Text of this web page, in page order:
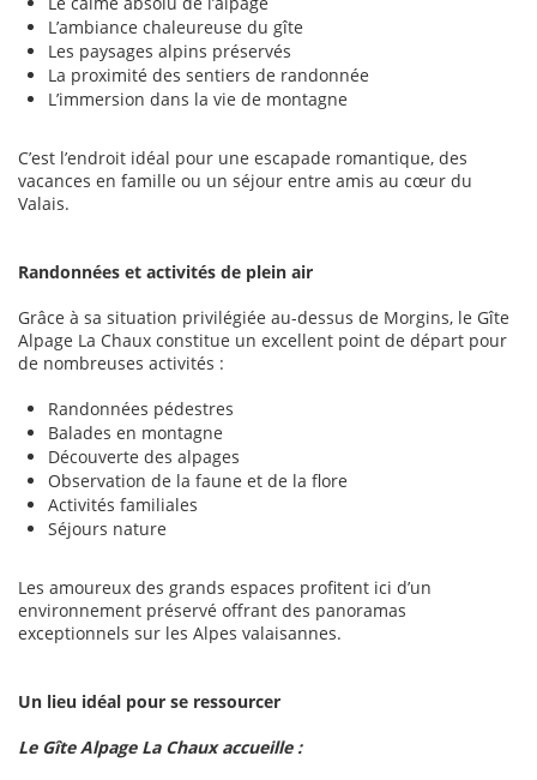
L’ambiance chaleureuse du gîte
Les paysages alpins préservés
La proximité des sentiers de randonnée
L’immersion dans la vie de montagne
C’est l’endroit idéal pour une escapade romantique, des
vacances en famille ou un séjour entre amis au cœur du
Valais.
Randonnées et activités de plein air
Grâce à sa situation privilégiée au-dessus de Morgins, le Gîte
Alpage La Chaux constitue un excellent point de départ pour
de nombreuses activités :
Randonnées pédestres
Balades en montagne
Découverte des alpages
Observation de la faune et de la flore
Activités familiales
Séjours nature
Les amoureux des grands espaces profitent ici d’un
environnement préservé offrant des panoramas
exceptionnels sur les Alpes valaisannes.
Un lieu idéal pour se ressourcer
Le Gîte Alpage La Chaux accueille :